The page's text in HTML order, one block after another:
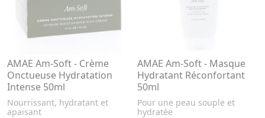
AMAE Am-Soft - Crème
Onctueuse Hydratation
Intense 50ml
Nourrissant, hydratant et
apaisant
AMAE Am-Soft - Masque
Hydratant Réconfortant
50ml
Pour une peau souple et
hydratée